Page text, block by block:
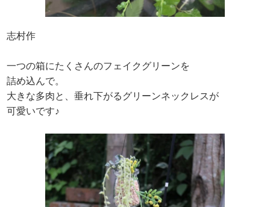
志村作
一つの箱にたくさんのフェイクグリーンを
詰め込んで。
大きな多肉と、垂れ下がるグリーンネックレスが
可愛いです♪